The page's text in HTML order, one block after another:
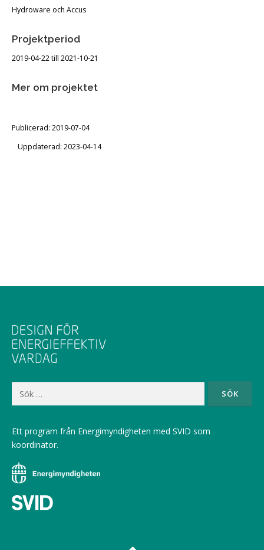
Hydroware och Accus
Projektperiod
2019-04-22 till 2021-10-21
Mer om projektet
Publicerad: 2019-07-04
Uppdaterad: 2023-04-14
Ett program från Energimyndigheten med SVID som
koordinator.